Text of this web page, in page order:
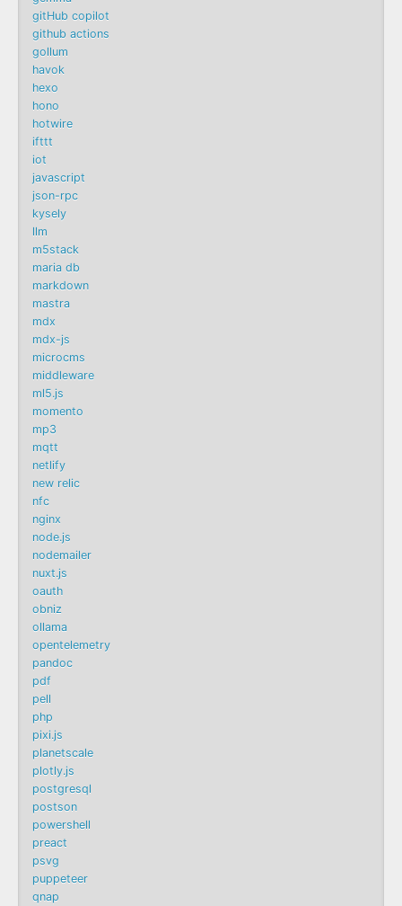
gitHub copilot
github actions
gollum
havok
hexo
hono
hotwire
ifttt
iot
javascript
json-rpc
kysely
llm
m5stack
maria db
markdown
mastra
mdx
mdx-js
microcms
middleware
ml5.js
momento
mp3
mqtt
netlify
new relic
nfc
nginx
node.js
nodemailer
nuxt.js
oauth
obniz
ollama
opentelemetry
pandoc
pdf
pell
php
pixi.js
planetscale
plotly.js
postgresql
postson
powershell
preact
psvg
puppeteer
qnap